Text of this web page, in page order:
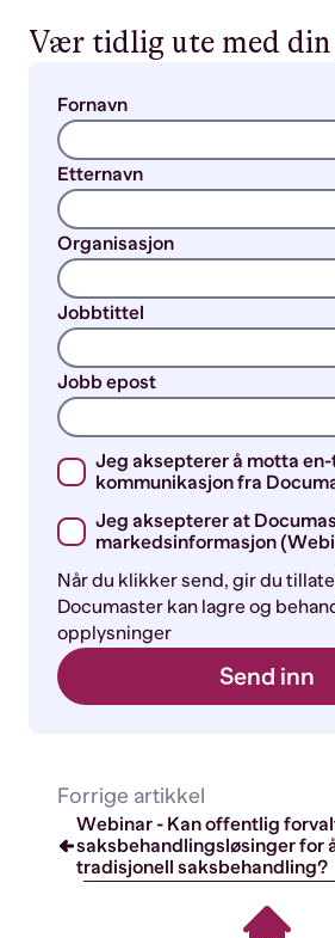
Vær tidlig ute med din
Fornavn
Etternavn
Organisasjon
Jobbtittel
Jobb epost
Jeg aksepterer å motta
kommunikasjon fra
Jeg aksepterer at
markedsinformasjon
Når du klikker send, gir du
Documaster kan lagre og
opplysninger
Forrige artikkel
Webinar - Kan offentlig
saksbehandlingsløsinger for
tradisjonell saksbehandling?